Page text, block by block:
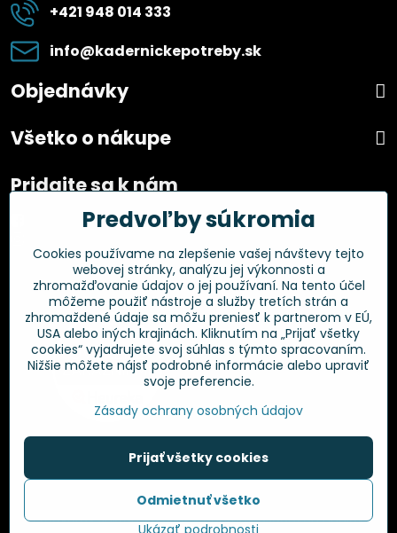
+421 948 014 333
info​@kadernickepotreby​.sk
Objednávky
Všetko o nákupe
Pridajte sa k nám
Facebook
Overené zákazníkmi
©2026Copyright
Predvoľby súkromiaZásady ochrany osobných údajov
Predvoľby súkromia
Cookies používame na zlepšenie vašej návštevy tejto
webovej stránky, analýzu jej výkonnosti a
zhromažďovanie údajov o jej používaní. Na tento účel
môžeme použiť nástroje a služby tretích strán a
zhromaždené údaje sa môžu preniesť k partnerom v EÚ,
USA alebo iných krajinách. Kliknutím na „Prijať všetky
cookies“ vyjadrujete svoj súhlas s týmto spracovaním.
Nižšie môžete nájsť podrobné informácie alebo upraviť
svoje preferencie.
Zásady ochrany osobných údajov
Ukázať podrobnosti
Prijať všetky cookies
Odmietnuť všetko